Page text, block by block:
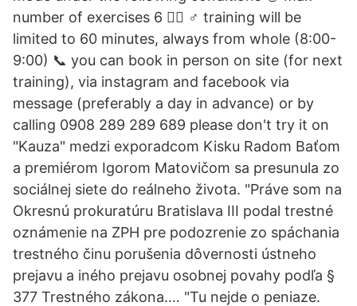
number of exercises 6 🏋🏻 ♂️ training will be
limited to 60 minutes, always from whole (8:00-
9:00) 📞 you can book in person on site (for next
training), via instagram and facebook via
message (preferably a day in advance) or by
calling 0908 289 289 689 please don't try it on
"Kauza" medzi exporadcom Kisku Radom Baťom
a premiérom Igorom Matovičom sa presunula zo
sociálnej siete do reálneho života. "Práve som na
Okresnú prokuratúru Bratislava III podal trestné
oznámenie na ZPH pre podozrenie zo spáchania
trestného činu porušenia dôvernosti ústneho
prejavu a iného prejavu osobnej povahy podľa §
377 Trestného zákona.… "Tu nejde o peniaze.